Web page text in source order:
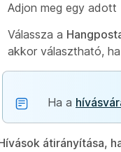
Adjon meg egy adott
Válassza a
akkor választható,
Ha a
átirányítása,